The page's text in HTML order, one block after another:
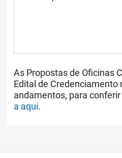
As Propostas de Oficinas
Edital de Credenciamento
andamentos, para
a aqui.